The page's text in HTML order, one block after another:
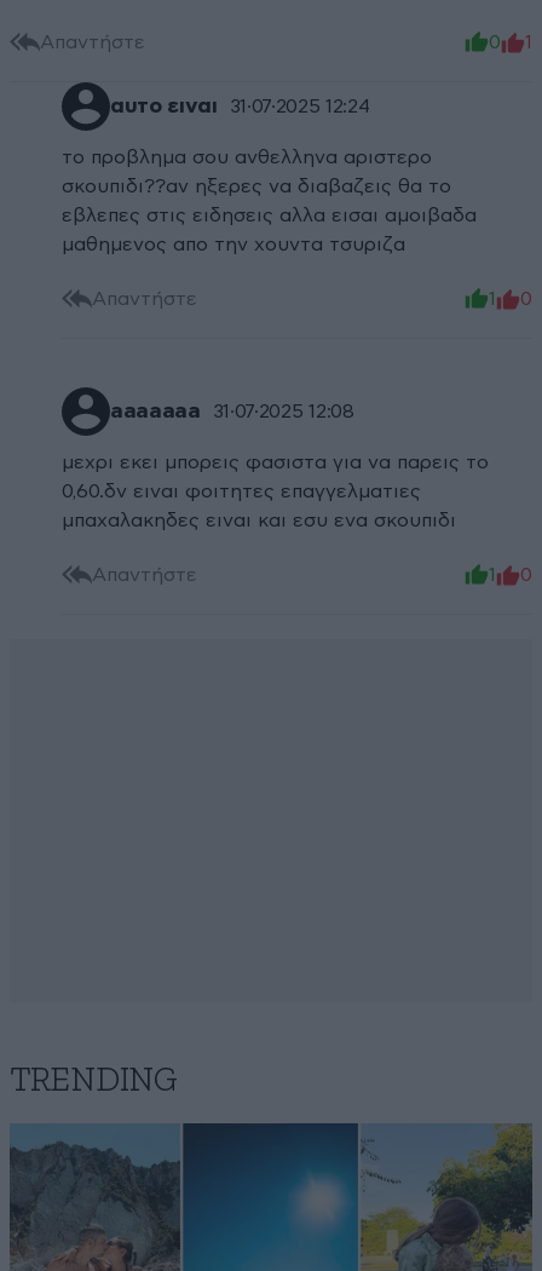
Απαντήστε 0 1
αυτο ειναι 31·07·2025 12:24
το προβλημα σου ανθελληνα αριστερο
σκουπιδι??αν ηξερες να διαβαζεις θα το
εβλεπες στις ειδησεις αλλα εισαι αμοιβαδα
μαθημενος απο την χουντα τσυριζα
Απαντήστε 1 0
aaaaaaa 31·07·2025 12:08
μεχρι εκει μπορεις φασιστα για να παρεις το
0,60.δν ειναι φοιτητες επαγγελματιες
μπαχαλακηδες ειναι και εσυ ενα σκουπιδι
Απαντήστε 1 0
TRENDING